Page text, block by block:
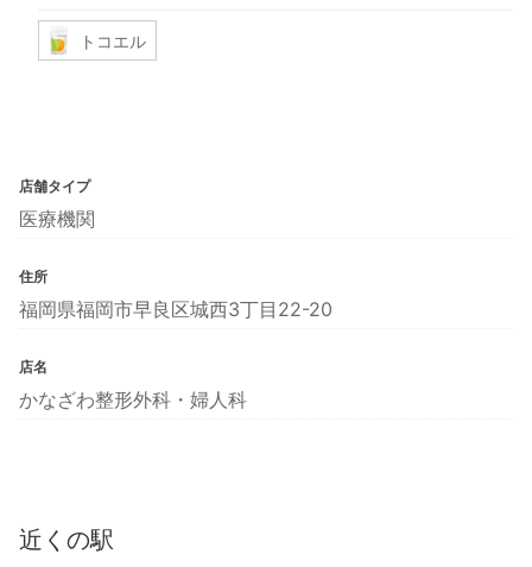
トコエル
店舗タイプ
医療機関
住所
福岡県福岡市早良区城西3丁目22-20
店名
かなざわ整形外科・婦人科
近くの駅